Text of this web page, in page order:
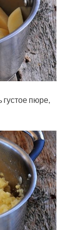
густое пюре,